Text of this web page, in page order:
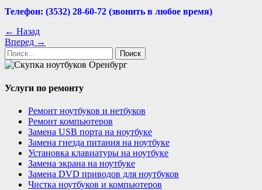
Телефон: (3532) 28-60-72 (звонить в любое время)
← Назад
Вперед →
Найти:
Услуги по ремонту
Ремонт ноутбуков и нетбуков
Ремонт компьютеров
Замена USB порта на ноутбуке
Замена гнезда питания на ноутбуке
Установка клавиатуры на ноутбуке
Замена экрана на ноутбуке
Замена DVD приводов для ноутбуков
Чистка ноутбуков и компьютеров